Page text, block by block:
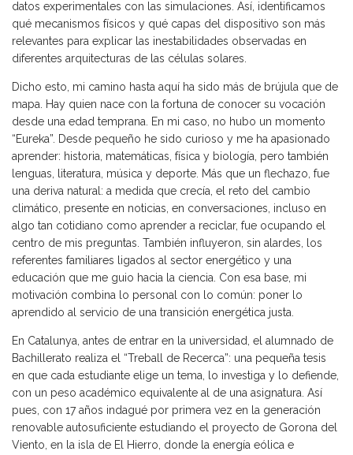
datos experimentales con las simulaciones. Así, identificamos
qué mecanismos físicos y qué capas del dispositivo son más
relevantes para explicar las inestabilidades observadas en
diferentes arquitecturas de las células solares.
Dicho esto, mi camino hasta aquí ha sido más de brújula que de
mapa. Hay quien nace con la fortuna de conocer su vocación
desde una edad temprana. En mi caso, no hubo un momento
“Eureka”. Desde pequeño he sido curioso y me ha apasionado
aprender: historia, matemáticas, física y biología, pero también
lenguas, literatura, música y deporte. Más que un flechazo, fue
una deriva natural: a medida que crecía, el reto del cambio
climático, presente en noticias, en conversaciones, incluso en
algo tan cotidiano como aprender a reciclar, fue ocupando el
centro de mis preguntas. También influyeron, sin alardes, los
referentes familiares ligados al sector energético y una
educación que me guio hacia la ciencia. Con esa base, mi
motivación combina lo personal con lo común: poner lo
aprendido al servicio de una transición energética justa.
En Catalunya, antes de entrar en la universidad, el alumnado de
Bachillerato realiza el “Treball de Recerca”: una pequeña tesis
en que cada estudiante elige un tema, lo investiga y lo defiende,
con un peso académico equivalente al de una asignatura. Así
pues, con 17 años indagué por primera vez en la generación
renovable autosuficiente estudiando el proyecto de Gorona del
Viento, en la isla de El Hierro, donde la energía eólica e